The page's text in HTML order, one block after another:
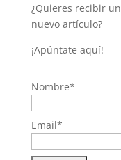
¿Quieres recibir
nuevo artículo?
¡Apúntate aquí!
Nombre*
Email*